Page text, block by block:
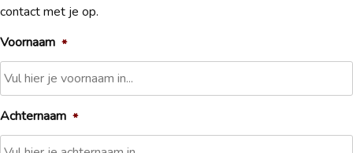
contact met je op.
Voornaam *
Achternaam *